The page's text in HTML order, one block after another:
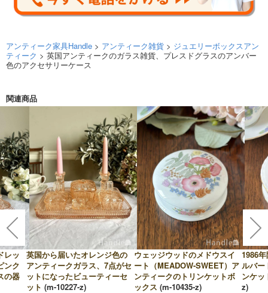
アンティーク家具Handle > アンティーク雑貨 > ジュエリーボックスアン
ティーク > 英国アンティークのガラス雑貨、プレスドグラスのアンバー
色のアクセサリーケース
関連商品
レッ
ンク
の器
英国から届いたオレンジ色の
アンティークガラス、7点がセ
ットになったビューティーセ
ット (m-10227-z)
ウェッジウッドのメドウスイ
ート（MEADOW-SWEET）ア
ンティークのトリンケットボ
ックス (m-10435-z)
1986
ルバー
ンケッ
z)